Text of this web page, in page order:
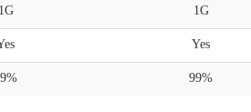
1G
Yes
99%